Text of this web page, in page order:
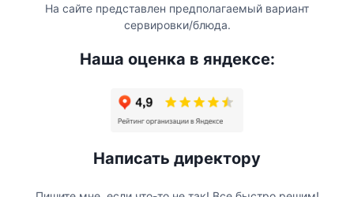
На сайте представлен предполагаемый вариант
сервировки/блюда.
Наша оценка в яндексе:
Написать директору